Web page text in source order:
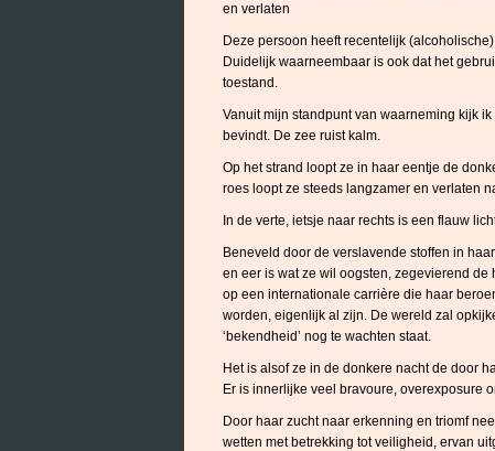
en verlaten
Deze persoon heeft recentelijk
Duidelijk waarneembaar is ook dat het
toestand.
Vanuit mijn standpunt van waarneming kijk
bevindt. De zee ruist kalm.
Op het strand loopt ze in haar eentje de
roes loopt ze steeds langzamer en verlaten
In de verte, ietsje naar rechts is een flauw
Beneveld door de verslavende stoffen in
en eer is wat ze wil oogsten, zegevierend
op een internationale carrière die haar
worden, eigenlijk al zijn. De wereld zal
‘bekendheid’ nog te wachten staat.
Het is alsof ze in de donkere nacht de door
Er is innerlijke veel bravoure, overexposure
Door haar zucht naar erkenning en triomf
wetten met betrekking tot veiligheid, ervan